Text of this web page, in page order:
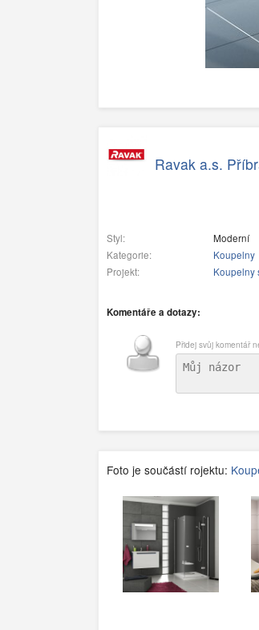
Ravak a.s.
Styl:
Moderní
Kategorie:
Koupelny
Projekt:
Koupelny
Komentáře a dotazy:
Přidej svůj komentář
Foto je součástí rojektu: